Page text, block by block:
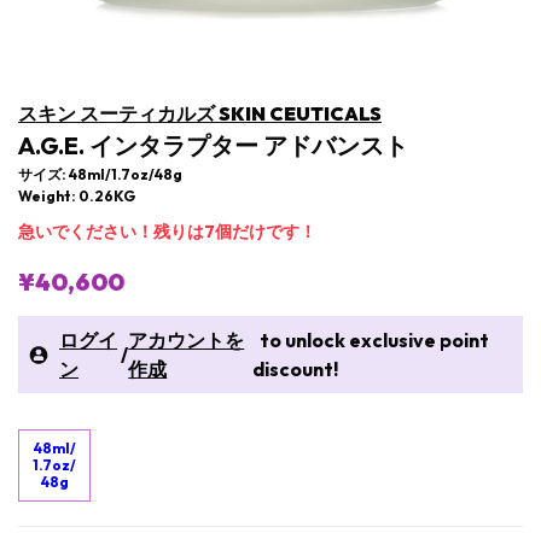
スキン スーティカルズ SKIN CEUTICALS
A.G.E. インタラプター アドバンスト
サイズ: 48ml/1.7oz/48g
Weight: 0.26KG
急いでください！残りは7個だけです！
¥40,600
ログイ
ン
/
アカウントを
作成
to unlock exclusive point
discount!
48ml/
1.7oz/
48g